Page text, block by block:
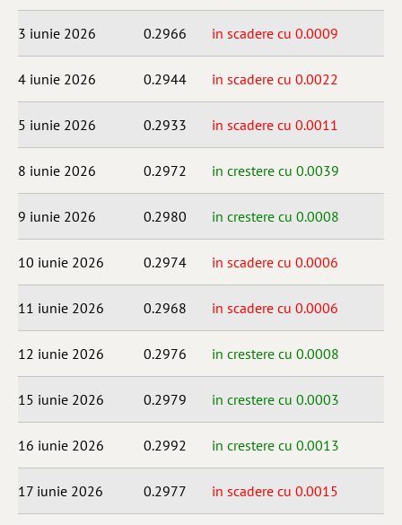
3 iunie 2026 0.2966 in scadere cu 0.0009
4 iunie 2026 0.2944 in scadere cu 0.0022
5 iunie 2026 0.2933 in scadere cu 0.0011
8 iunie 2026 0.2972 in crestere cu 0.0039
9 iunie 2026 0.2980 in crestere cu 0.0008
10 iunie 2026 0.2974 in scadere cu 0.0006
11 iunie 2026 0.2968 in scadere cu 0.0006
12 iunie 2026 0.2976 in crestere cu 0.0008
15 iunie 2026 0.2979 in crestere cu 0.0003
16 iunie 2026 0.2992 in crestere cu 0.0013
17 iunie 2026 0.2977 in scadere cu 0.0015